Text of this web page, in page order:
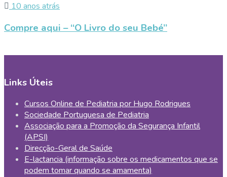
10 anos atrás
Compre aqui – “O Livro do seu Bebé”
Links Úteis
Cursos Online de Pediatria por Hugo Rodrigues
Sociedade Portuguesa de Pediatria
Associação para a Promoção da Segurança Infantil
(APSI)
Direcção-Geral de Saúde
E-lactancia (informação sobre os medicamentos que se
podem tomar quando se amamenta)